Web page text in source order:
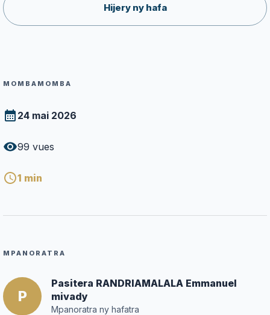
Hijery ny hafa
MOMBAMOMBA
24 mai 2026
99 vues
1 min
MPANORATRA
P
Pasitera RANDRIAMALALA Emmanuel
mivady
Mpanoratra ny hafatra